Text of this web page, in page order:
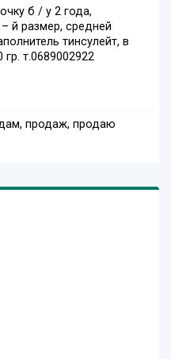
б / у 2 года,
й размер, средней
тинсулейт, в
т.0689002922
продаж, продаю